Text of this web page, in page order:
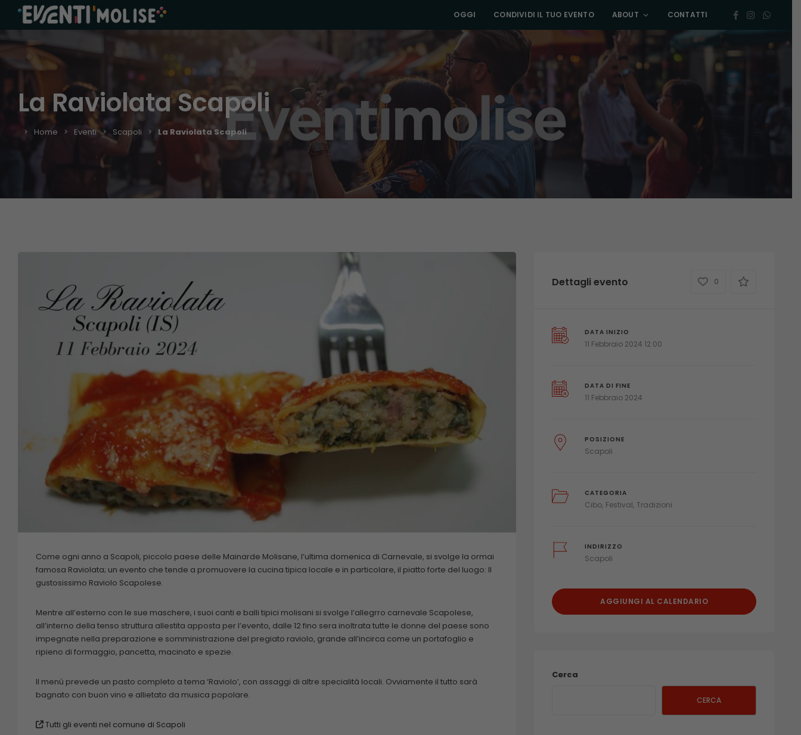
OGGI CONDIVIDI IL TUO EVENTO ABOUT CONTATTI
La Raviolata Scapoli
Home Eventi Scapoli La Raviolata Scapoli
Come ogni anno a Scapoli, piccolo paese delle Mainarde Molisane, l’ultima domenica di Carnevale, si svolge la ormai
famosa Raviolata; un evento che tende a promuovere la cucina tipica locale e in particolare, il piatto forte del luogo: Il
gustosissimo Raviolo Scapolese.
Mentre all’esterno con le sue maschere, i suoi canti e balli tipici molisani si svolge l’allegrro carnevale Scapolese,
all’interno della tenso struttura allestita apposta per l’evento, dalle 12 fino sera inoltrata tutte le donne del paese sono
impegnate nella preparazione e somministrazione del pregiato raviolo, grande all’incirca come un portafoglio e
ripieno di formaggio, pancetta, macinato e spezie.
Il menù prevede un pasto completo a tema ‘Raviolo’, con assaggi di altre specialità locali. Ovviamente il tutto sarà
bagnato con buon vino e allietato da musica popolare.
Tutti gli eventi nel comune di Scapoli
Dettagli evento 0
DATA INIZIO
11 Febbraio 2024 12:00
DATA DI FINE
11 Febbraio 2024
POSIZIONE
Scapoli
CATEGORIA
Cibo Festival Tradizioni
INDIRIZZO
Scapoli
AGGIUNGI AL CALENDARIO
Cerca
CERCA